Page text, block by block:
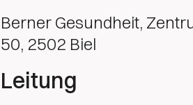
Berner Gesundheit,
50, 2502 Biel
Leitung